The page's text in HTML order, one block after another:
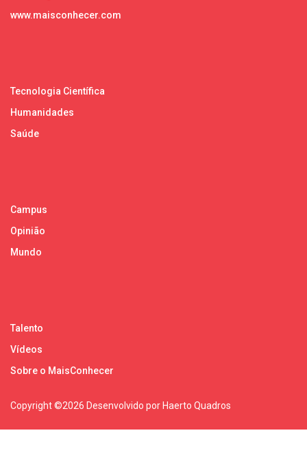
www.maisconhecer.com
Tecnologia Científica
Humanidades
Saúde
Campus
Opinião
Mundo
Talento
Vídeos
Sobre o MaisConhecer
Copyright ©2026 Desenvolvido por Haerto Quadros